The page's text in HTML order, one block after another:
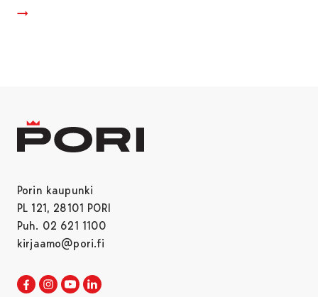
Porin kaupunki
PL 121, 28101 PORI
Puh. 02 621 1100
kirjaamo@pori.fi
Porin kaupunki Facebookissa
Avautuu uudessa välilehdessä
Porin kaupunki Instagramissa
Avautuu uudessa välilehdessä
Porin kaupunki Youtubessa
Avautuu uudessa välilehdessä